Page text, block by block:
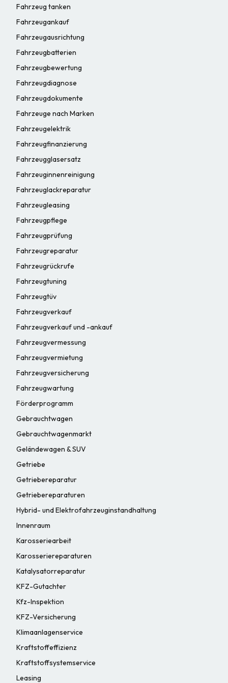
Fahrzeug tanken
Fahrzeugankauf
Fahrzeugausrichtung
Fahrzeugbatterien
Fahrzeugbewertung
Fahrzeugdiagnose
Fahrzeugdokumente
Fahrzeuge nach Marken
Fahrzeugelektrik
Fahrzeugfinanzierung
Fahrzeugglasersatz
Fahrzeuginnenreinigung
Fahrzeuglackreparatur
Fahrzeugleasing
Fahrzeugpflege
Fahrzeugprüfung
Fahrzeugreparatur
Fahrzeugrückrufe
Fahrzeugtuning
Fahrzeugtüv
Fahrzeugverkauf
Fahrzeugverkauf und -ankauf
Fahrzeugvermessung
Fahrzeugvermietung
Fahrzeugversicherung
Fahrzeugwartung
Förderprogramm
Gebrauchtwagen
Gebrauchtwagenmarkt
Geländewagen & SUV
Getriebe
Getriebereparatur
Getriebereparaturen
Hybrid- und Elektrofahrzeuginstandhaltung
Innenraum
Karosseriearbeit
Karosseriereparaturen
Katalysatorreparatur
KFZ-Gutachter
Kfz-Inspektion
KFZ-Versicherung
Klimaanlagenservice
Kraftstoffeffizienz
Kraftstoffsystemservice
Leasing